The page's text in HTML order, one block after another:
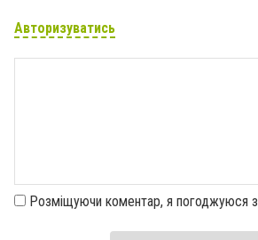
Авторизуватись
Розміщуючи коментар, я погоджуюся з